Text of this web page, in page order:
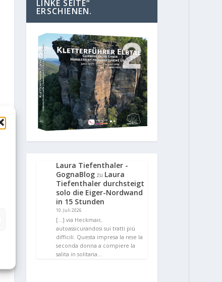
LINKE SEITE“
ERSCHIENEN.
Laura Tiefenthaler -
GognaBlog zu Laura
Tiefenthaler durchsteigt
solo die Eiger-Nordwand
in 15 Stunden
10. Juli 2026
[…] via Heckmair,
autoassicurandosi sui tratti più
difficili. Questa impresa la rese la
seconda donna a compiere la
salita in solitaria…